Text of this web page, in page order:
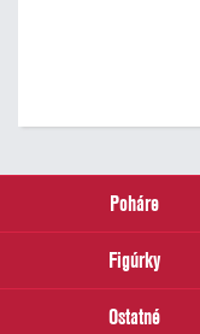
Poháre
Figúrky
Ostatné